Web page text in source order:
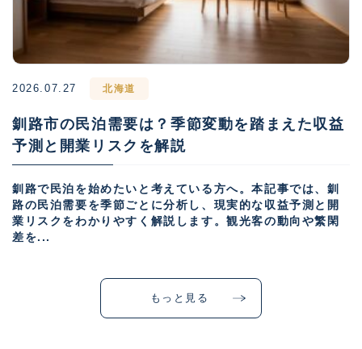
2026.07.27 北海道
釧路市の民泊需要は？季節変動を踏まえた収益
予測と開業リスクを解説
釧路で民泊を始めたいと考えている方へ。本記事では、釧
路の民泊需要を季節ごとに分析し、現実的な収益予測と開
業リスクをわかりやすく解説します。観光客の動向や繁閑
差を...
もっと見る